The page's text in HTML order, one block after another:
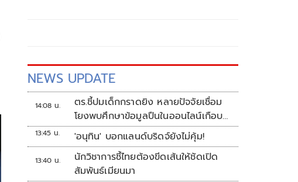
NEWS UPDATE
14:08 น.
ตร.ชี้ปมเด็กกราดยิง หลายปัจจัยเชื่อม
โยงพบศึกษาข้อมูลปืนในออนไลน์เกือบ
2 ปี
13:45 น. 'อนุทิน' บอกแลนด์บริดจ์ยังไม่คุ้ม!
13:40 น.
นักวิชาการชี้ไทยต้องขีดเส้นให้ชัดเปิด
สัมพันธ์เมียนมา